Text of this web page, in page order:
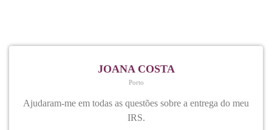
JOANA COSTA
Porto
Ajudaram-me em todas as questões sobre a entrega do meu
IRS.